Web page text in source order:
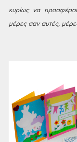
κυρίως να
μέρεςσαν αυτές,